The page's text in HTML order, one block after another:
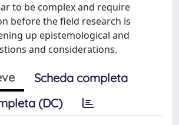
to be complex and require
before the field research is
up epistemological and
and considerations.
Scheda completa
(DC)